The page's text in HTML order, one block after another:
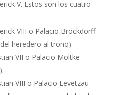
V. Estos son los cuatro
VIII o Palacio Brockdorff
heredero al trono).
VII o Palacio Moltke
VIII o Palacio Levetzau